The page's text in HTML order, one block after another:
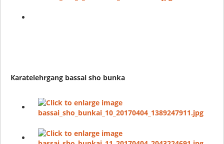
Karatelehrgang bassai sho bunka